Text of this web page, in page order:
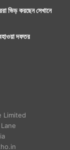
ভিড় করছেন সেখানে
দফতর
Limited